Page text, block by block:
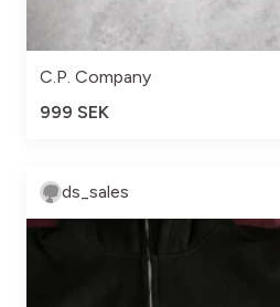
C.P. Company
999 SEK
ds_sales